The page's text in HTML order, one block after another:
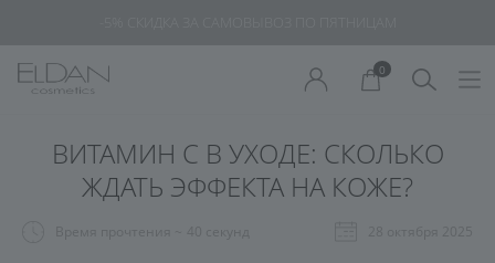
0
ВИТАМИН С В УХОДЕ: СКОЛЬКО
ЖДАТЬ ЭФФЕКТА НА КОЖЕ?